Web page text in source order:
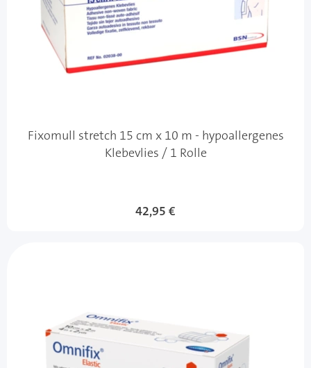
Fixomull stretch 15 cm x 10 m - hypoallergenes
Klebevlies / 1 Rolle
42,95 €